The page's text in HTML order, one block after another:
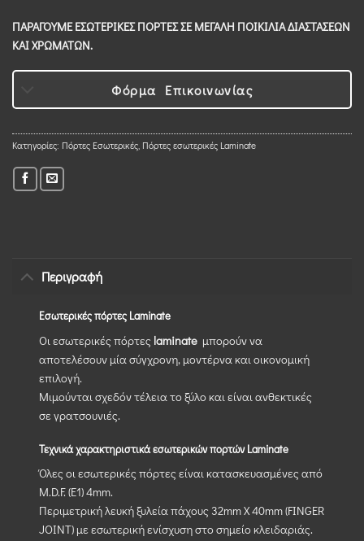
ΠΑΡΑΓΟΥΜΕ ΕΣΩΤΕΡΙΚΕΣ ΠΟΡΤΕΣ ΣΕ ΜΕΓΑΛΗ ΠΟΙΚΙΛΙΑ ΔΙΑΣΤΑΣΕΩΝ
ΚΑΙ ΧΡΩΜΑΤΩΝ.
Φόρμα Επικοινωνίας
Κατηγορίες: Πόρτες Εσωτερικές, Πόρτες εσωτερικές Laminate
Περιγραφή
Εσωτερικές πόρτες Laminate
Οι εσωτερικές πόρτες laminate μπορούν να
αποτελέσουν μία σύγχρονη, μοντέρνα και οικονομική
επιλογή.
Μιμούνται σχεδόν τέλεια το ξύλο και είναι ανθεκτικές
σε γρατσουνιές.
Τεχνικά χαρακτηριστικά εσωτερικών πορτών Laminate
Όλες οι εσωτερικές πόρτες είναι κατασκευασμένες από
M.D.F. (Ε1) 4mm.
Περιμετρική λευκή ξυλεία πάχους 32mm X 40mm (FINGER
JOINT) με εσωτερική ενίσχυση στο σημείο κλειδαριάς.